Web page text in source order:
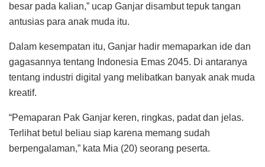
besar pada kalian,” ucap Ganjar disambut tepuk tangan
antusias para anak muda itu.
Dalam kesempatan itu, Ganjar hadir memaparkan ide dan
gagasannya tentang Indonesia Emas 2045. Di antaranya
tentang industri digital yang melibatkan banyak anak muda
kreatif.
“Pemaparan Pak Ganjar keren, ringkas, padat dan jelas.
Terlihat betul beliau siap karena memang sudah
berpengalaman,” kata Mia (20) seorang peserta.